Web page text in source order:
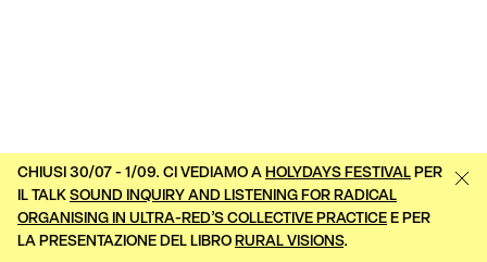
CHIUSI 30/07 - 1/09. CI VEDIAMO A HOLYDAYS FESTIVAL PER
IL TALK SOUND INQUIRY AND LISTENING FOR RADICAL
ORGANISING IN ULTRA-RED’S COLLECTIVE PRACTICE E PER
LA PRESENTAZIONE DEL LIBRO RURAL VISIONS.